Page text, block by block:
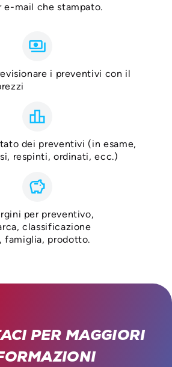
e-mail che stampato.
payments
i preventivi con il
leaderboard
dei preventivi (in esame,
respinti, ordinati, ecc.)
savings
per preventivo,
classificazione
famiglia, prodotto.
PER MAGGIORI